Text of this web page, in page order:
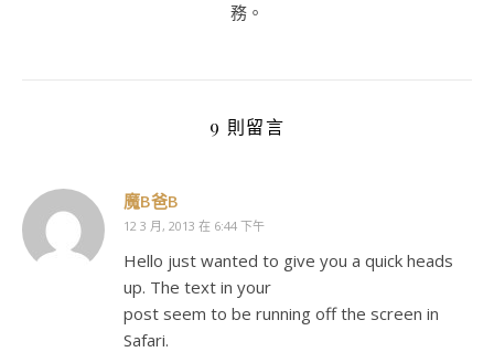
務。
9 則留言
魔B爸B
12 3 月, 2013 在 6:44 下午
Hello just wanted to give you a quick heads
up. The text in your
post seem to be running off the screen in
Safari.